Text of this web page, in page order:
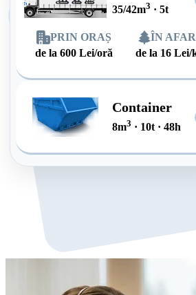
35/42m3 · 5t
PRIN ORAȘ
de la600 Lei/oră
ÎN
de la 16 Lei/
Container
8m3 · 10t · 48h